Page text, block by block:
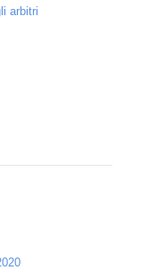
arbitri